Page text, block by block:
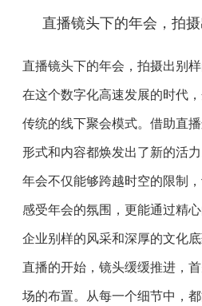
直播镜头下的年会，拍
直播镜头下的年会，拍摄出别
在这个数字化高速发展的时代
传统的线下聚会模式。借助直
形式和内容都焕发出了新的活
年会不仅能够跨越时空的限制
感受年会的氛围，更能通过精
企业别样的风采和深厚的文化底
直播的开始，镜头缓缓推进，
场的布置。从每一个细节中，